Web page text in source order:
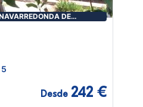
DE
Desde 242 €